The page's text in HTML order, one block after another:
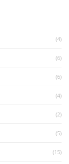
(4)
(6)
(6)
(4)
(2)
(5)
(15)